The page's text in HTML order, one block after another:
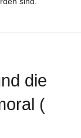
die
(